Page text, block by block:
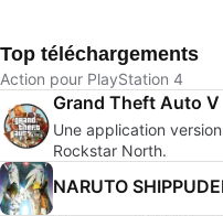
Top téléchargements
Action pour PlayStation 4
Grand Theft Auto V
Une application
Rockstar North.
NARUTO